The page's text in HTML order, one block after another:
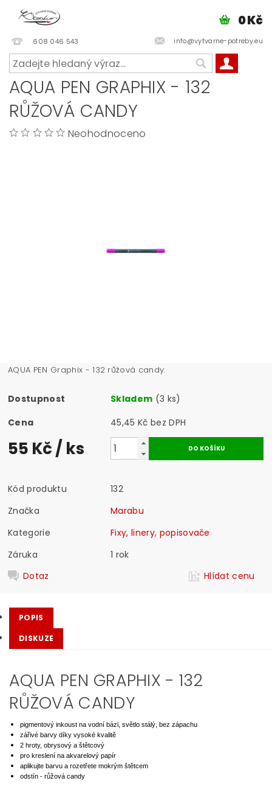
608 046 543 info@vytvarne-potreby.eu
0 Kč
AQUA PEN GRAPHIX - 132
RŮŽOVÁ CANDY
Neohodnoceno
AQUA PEN Graphix - 132 růžová candy.
Dostupnost Skladem (3 ks)
Cena
45,45 Kč bez DPH
55 Kč/ ks
Kód produktu
132
Značka
Marabu
Kategorie
Fixy, linery, popisovače
Záruka
1 rok
Dotaz
Hlídat cenu
POPIS
DISKUZE
AQUA PEN GRAPHIX - 132
RŮŽOVÁ CANDY
pigmentový inkoust na vodní bázi, světlo stálý, bez zápachu
zářivé barvy díky vysoké kvalitě
2 hroty, obrysový a štětcový
pro kreslení na akvarelový papír
aplikujte barvu a rozetřete mokrým štětcem
odstín - růžová candy